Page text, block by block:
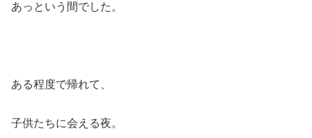
あっという間でした。
ある程度で帰れて、
子供たちに会える夜。